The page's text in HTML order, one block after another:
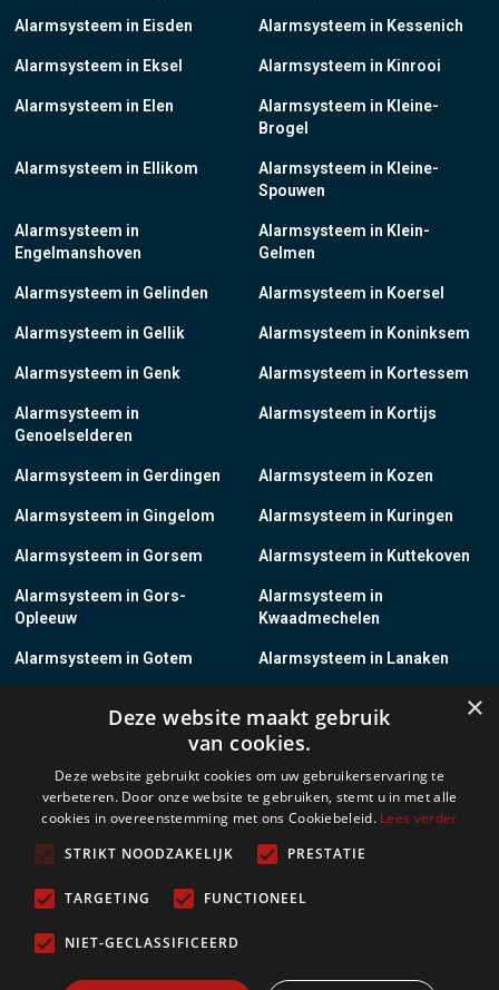
Alarmsysteem in Eisden
Alarmsysteem in Eksel
Alarmsysteem in Elen
Alarmsysteem in Ellikom
Alarmsysteem in
Engelmanshoven
Alarmsysteem in Gelinden
Alarmsysteem in Gellik
Alarmsysteem in Genk
Alarmsysteem in
Genoelselderen
Alarmsysteem in Gerdingen
Alarmsysteem in Gingelom
Alarmsysteem in Gorsem
Alarmsysteem in Gors-
Opleeuw
Alarmsysteem in Gotem
Alarmsysteem in Grote-
Brogel
Alarmsysteem in Grote-
Spouwen
Alarmsysteem in Kessenich
Alarmsysteem in Kinrooi
Alarmsysteem in Kleine-
Brogel
Alarmsysteem in Kleine-
Spouwen
Alarmsysteem in Klein-
Gelmen
Alarmsysteem in Koersel
Alarmsysteem in Koninksem
Alarmsysteem in Kortessem
Alarmsysteem in Kortijs
Alarmsysteem in Kozen
Alarmsysteem in Kuringen
Alarmsysteem in Kuttekoven
Alarmsysteem in
Kwaadmechelen
Alarmsysteem in Lanaken
Alarmsysteem in
Leopoldsburg
Alarmsysteem in Leut
×
Deze website maakt gebruik
van cookies.
Deze website gebruikt cookies om uw gebruikerservaring te
verbeteren. Door onze website te gebruiken, stemt u in met alle
cookies in overeenstemming met ons Cookiebeleid. Lees verder
STRIKT NOODZAKELIJK
PRESTATIE
TARGETING FUNCTIONEEL
NIET-GECLASSIFICEERD